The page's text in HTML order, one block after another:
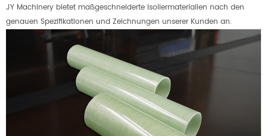
JY Machinery bietet maßgeschneiderte Isoliermaterialien nach den
genauen Spezifikationen und Zeichnungen unserer Kunden an.